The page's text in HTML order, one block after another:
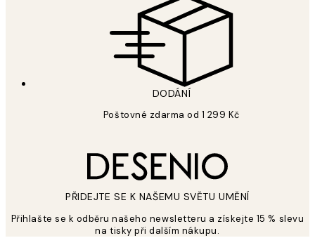
DODÁNÍ
Poštovné zdarma od 1 299 Kč
PŘIDEJTE SE K NAŠEMU SVĚTU UMĚNÍ
Přihlašte se k odběru našeho newsletteru a získejte 15 % slevu
na tisky při dalším nákupu.